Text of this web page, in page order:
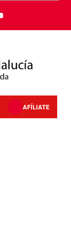
AFÍLIATE